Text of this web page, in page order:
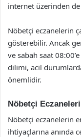
internet üzerinden
Nöbetçi eczanelerin
gösterebilir. Ancak
ve sabah saat
dilimi, acil
önemlidir.
Nöbetçi
Nöbetçi eczanelerin
ihtiyaçlarına anında